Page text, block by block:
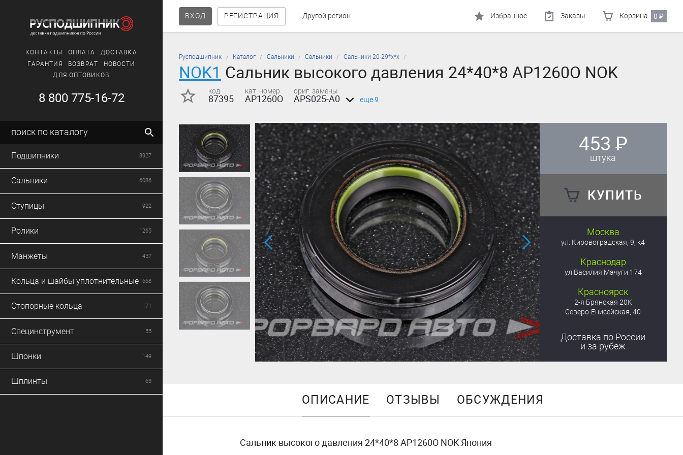
ВХОД РЕГИСТРАЦИЯ Другой регион Избранное Заказы Корзина 0₽
КОНТАКТЫ ОПЛАТА
ДОСТАВКА
ГАРАНТИЯ
ВОЗВРАТ
НОВОСТИ
ДЛЯ ОПТОВИКОВ
8 800 775-16-72
поиск по каталогу
Подшипники 8927
Сальники 6086
Ступицы 922
Ролики 1265
Манжеты 457
Кольца и шайбы уплотнительные1668
Стопорные кольца 171
Специнструмент 55
Шпонки 149
Шплинты 63
Русподшипник Каталог Сальники Сальники Сальники 20-29*х*х
NOK1 Сальник высокого давления 24*40*8 AP1260O NOK
код
87395
кат. номер
AP1260O
ориг. замены
APS025-A0 еще 9
453 ₽
штука
КУПИТЬ
Москва
ул. Кировоградская, 9, к4
Краснодар
ул Василия Мачуги 174
Красноярск
2-я Брянская 20К
Северо-Енисейская, 40
Доставка по России
и за рубеж
ОПИСАНИЕ ОТЗЫВЫ ОБСУЖДЕНИЯ
Сальник высокого давления 24*40*8 AP1260O NOK Япония